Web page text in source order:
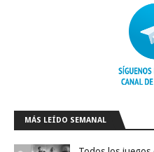
MÁS LEÍDO SEMANAL